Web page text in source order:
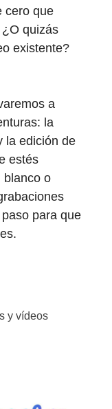
cero que
quizás
existente?
a
la
la edición de
estés
blanco o
para que
y vídeos